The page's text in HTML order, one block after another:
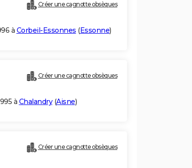
Créer une cagnotte obsèques
à Corbeil-Essonnes (Essonne)
Créer une cagnotte obsèques
à Chalandry(Aisne)
Créer une cagnotte obsèques